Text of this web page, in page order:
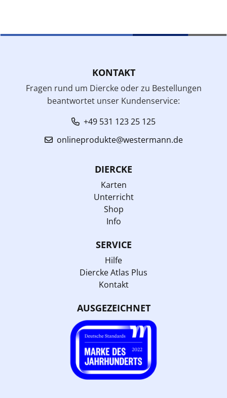
KONTAKT
Fragen rund um Diercke oder zu Bestellungen
beantwortet unser Kundenservice:
+49 531 123 25 125
onlineprodukte@westermann.de
DIERCKE
Karten
Unterricht
Shop
Info
SERVICE
Hilfe
Diercke Atlas Plus
Kontakt
AUSGEZEICHNET